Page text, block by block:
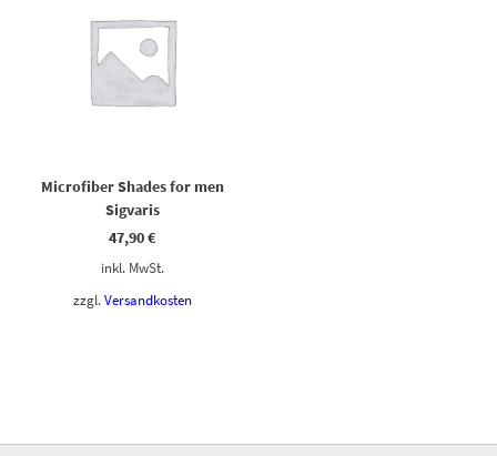
Microfiber Shades for men
Sigvaris
47,90€
inkl. MwSt.
zzgl. Versandkosten